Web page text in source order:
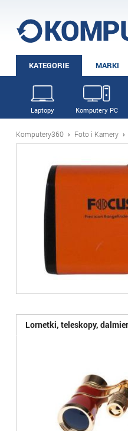
KATEGORIE MARKI
Laptopy Komputery PC
Komputery360 › Foto i Kamery ›
Lornetki, teleskopy,